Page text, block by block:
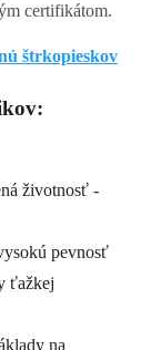
certifikátom.
štrkopieskovú
životnosť -
pevnosť
ťažkej
na